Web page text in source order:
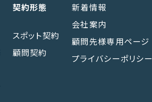
契約形態
スポット契約
顧問契約
新着情報
会社案内
顧問先様専用ページ
プライバシーポリシー